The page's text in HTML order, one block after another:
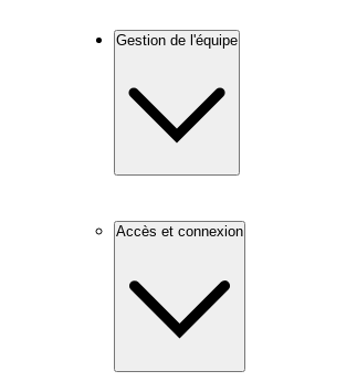
Gestion de l'équipe
Accès et connexion